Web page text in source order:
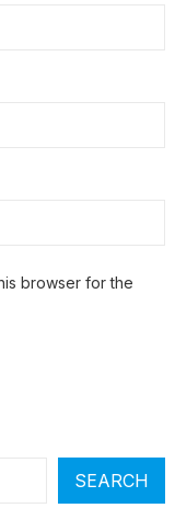
browser for the
SEARCH